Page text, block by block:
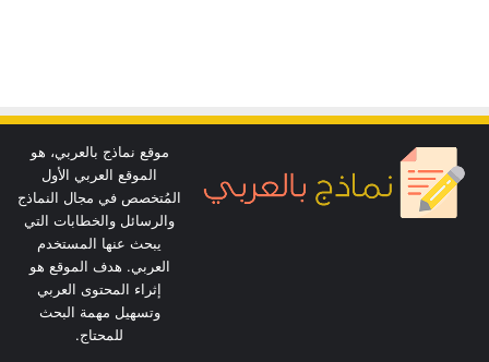
موقع نماذج بالعربي، هو
الموقع العربي الأول
المُتخصص في مجال النماذج
والرسائل والخطابات التي
يبحث عنها المستخدم
العربي. هدف الموقع هو
إثراء المحتوى العربي
وتسهيل مهمة البحث
للمحتاج.